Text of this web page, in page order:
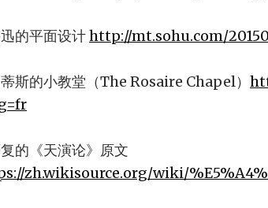
的平面设计http://mt.sohu.com/
斯的小教堂（The Rosaire Chapel）
的《天演论》原文
zh.wikisource.org/wiki/